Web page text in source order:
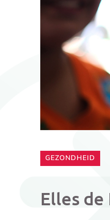
CATEGORIE:
GEZONDHEID
Elles de